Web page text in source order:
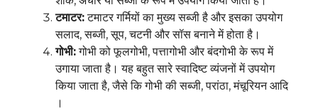
टमाटर:टमाटर गर्मियों का मुख्य सब्जी है और इसका उपयोग
सलाद, सब्जी, सूप, चटनी और सॉस बनाने में होता है।
गोभी:गोभी को फूलगोभी, पत्तागोभी और बंदगोभी के रूप में
उगाया जाता है। यह बहुत सारे स्वादिष्ट व्यंजनों में उपयोग
किया जाता है, जैसे कि गोभी की सब्जी, परांठा, मंचूरियन आदि
।